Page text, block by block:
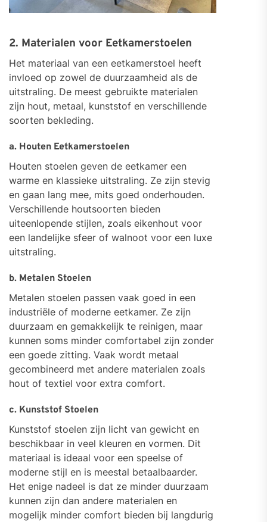
2. Materialen voor Eetkamerstoelen
Het materiaal van een eetkamerstoel heeft
invloed op zowel de duurzaamheid als de
uitstraling. De meest gebruikte materialen
zijn hout, metaal, kunststof en verschillende
soorten bekleding.
a. Houten Eetkamerstoelen
Houten stoelen geven de eetkamer een
warme en klassieke uitstraling. Ze zijn stevig
en gaan lang mee, mits goed onderhouden.
Verschillende houtsoorten bieden
uiteenlopende stijlen, zoals eikenhout voor
een landelijke sfeer of walnoot voor een luxe
uitstraling.
b. Metalen Stoelen
Metalen stoelen passen vaak goed in een
industriële of moderne eetkamer. Ze zijn
duurzaam en gemakkelijk te reinigen, maar
kunnen soms minder comfortabel zijn zonder
een goede zitting. Vaak wordt metaal
gecombineerd met andere materialen zoals
hout of textiel voor extra comfort.
c. Kunststof Stoelen
Kunststof stoelen zijn licht van gewicht en
beschikbaar in veel kleuren en vormen. Dit
materiaal is ideaal voor een speelse of
moderne stijl en is meestal betaalbaarder.
Het enige nadeel is dat ze minder duurzaam
kunnen zijn dan andere materialen en
mogelijk minder comfort bieden bij langdurig